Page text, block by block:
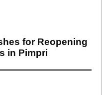
for Reopening
in Pimpri